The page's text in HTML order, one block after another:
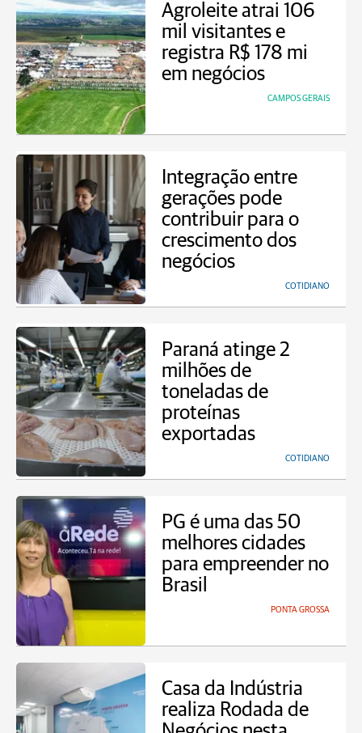
Agroleite atrai 106
mil visitantes e
registra R$ 178 mi
em negócios
CAMPOS GERAIS
Integração entre
gerações pode
contribuir para o
crescimento dos
negócios
COTIDIANO
Paraná atinge 2
milhões de
toneladas de
proteínas
exportadas
COTIDIANO
PG é uma das 50
melhores cidades
para empreender no
Brasil
PONTA GROSSA
Casa da Indústria
realiza Rodada de